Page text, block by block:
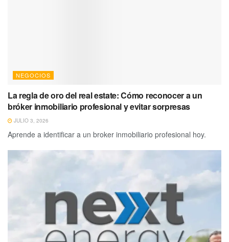
NEGOCIOS
La regla de oro del real estate: Cómo reconocer a un
bróker inmobiliario profesional y evitar sorpresas
JULIO 3, 2026
Aprende a identificar a un broker inmobiliario profesional hoy.